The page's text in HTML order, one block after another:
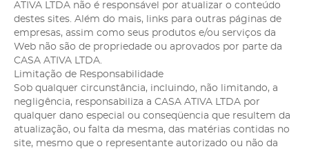
ATIVA LTDA não é responsável por atualizar o conteúdo
destes sites. Além do mais, links para outras páginas de
empresas, assim como seus produtos e/ou serviços da
Web não são de propriedade ou aprovados por parte da
CASA ATIVA LTDA.
Limitação de Responsabilidade
Sob qualquer circunstância, incluindo, não limitando, a
negligência, responsabiliza a CASA ATIVA LTDA por
qualquer dano especial ou conseqüencia que resultem da
atualização, ou falta da mesma, das matérias contidas no
site, mesmo que o representante autorizado ou não da